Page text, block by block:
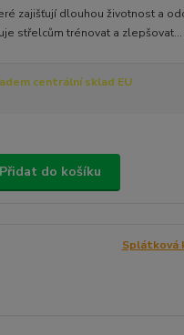
zajišťují dlouhou životnost a
střelcům trénovat a zlepšovat...
centrální sklad EU
Přidat do košíku
Splátková